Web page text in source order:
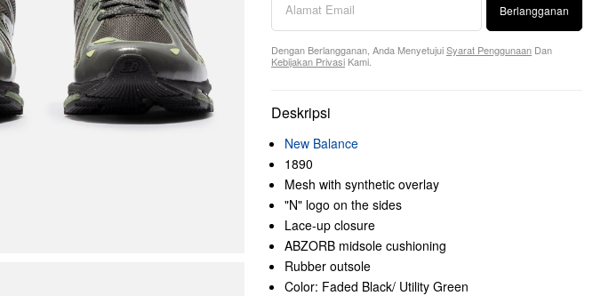
Berlangganan
Dengan Berlangganan, Anda MenyetujuiSyarat Penggunaan Dan
Kebijakan Privasi Kami.
Deskripsi
New Balance
1890
Mesh with synthetic overlay
"N" logo on the sides
Lace-up closure
ABZORB midsole cushioning
Rubber outsole
Color: Faded Black/ Utility Green